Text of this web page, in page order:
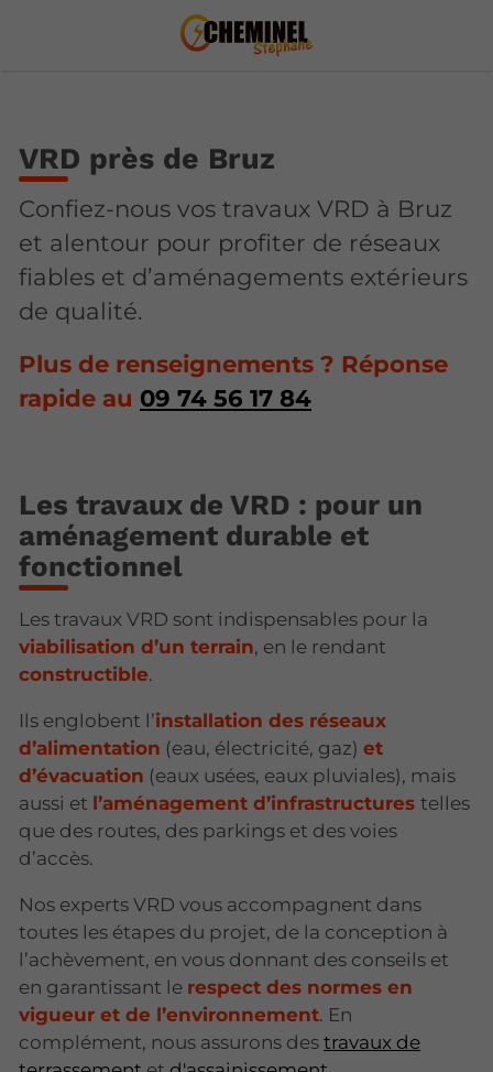
VRD près de Bruz
Confiez-nous vos travaux VRD à Bruz
et alentour pour profiter de réseaux
fiables et d’aménagements extérieurs
de qualité.
Plus de renseignements ? Réponse
rapide au 09 74 56 17 84
Les travaux de VRD : pour un
aménagement durable et
fonctionnel
Les travaux VRD sont indispensables pour la
viabilisation d’un terrain, en le rendant
constructible.
Ils englobent l’installation des réseaux
d’alimentation (eau, électricité, gaz) et
d’évacuation (eaux usées, eaux pluviales), mais
aussi et l’aménagement d’infrastructures telles
que des routes, des parkings et des voies
d’accès.
Nos experts VRD vous accompagnent dans
toutes les étapes du projet, de la conception à
l’achèvement, en vous donnant des conseils et
en garantissant le respect des normes en
vigueur et de l’environnement. En
complément, nous assurons des travaux de